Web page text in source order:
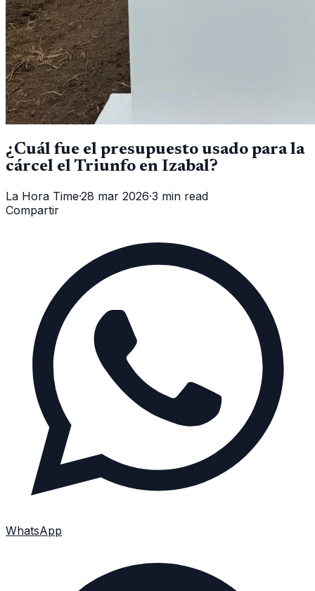
¿Cuál fue el presupuesto usado para la
cárcel el Triunfo en Izabal?
La Hora Time·28 mar 2026·3 min read
Compartir
WhatsApp